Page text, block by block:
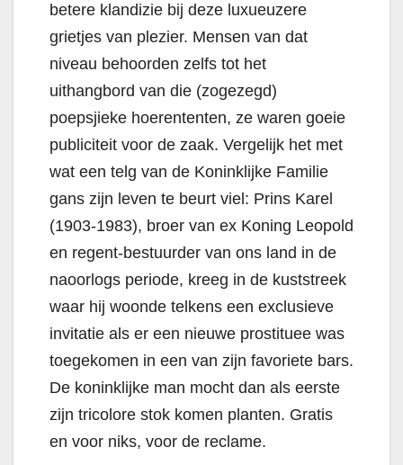
betere klandizie bij deze luxueuzere
grietjes van plezier. Mensen van dat
niveau behoorden zelfs tot het
uithangbord van die (zogezegd)
poepsjieke hoerententen, ze waren goeie
publiciteit voor de zaak. Vergelijk het met
wat een telg van de Koninklijke Familie
gans zijn leven te beurt viel: Prins Karel
(1903-1983), broer van ex Koning Leopold
en regent-bestuurder van ons land in de
naoorlogs periode, kreeg in de kuststreek
waar hij woonde telkens een exclusieve
invitatie als er een nieuwe prostituee was
toegekomen in een van zijn favoriete bars.
De koninklijke man mocht dan als eerste
zijn tricolore stok komen planten. Gratis
en voor niks, voor de reclame.